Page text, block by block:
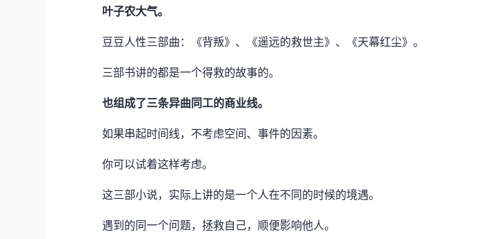
叶子农大气。
豆豆人性三部曲：《背叛》、《遥远的救世主》、《天幕红尘》。
三部书讲的都是一个得救的故事的。
也组成了三条异曲同工的商业线。
如果串起时间线，不考虑空间、事件的因素。
你可以试着这样考虑。
这三部小说，实际上讲的是一个人在不同的时候的境遇。
遇到的同一个问题，拯救自己，顺便影响他人。